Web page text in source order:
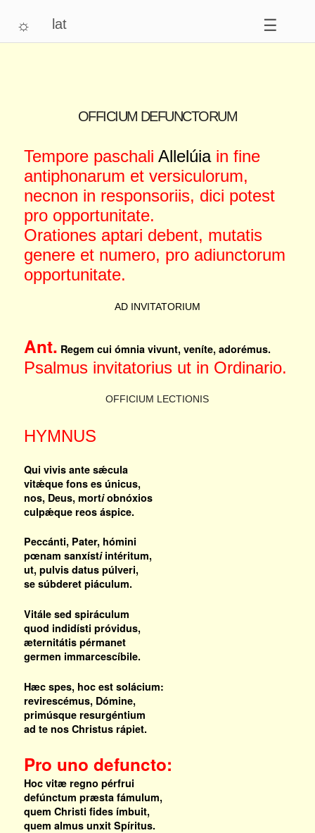
☼ lat ☰
OFFICIUM DEFUNCTORUM
Tempore paschali Allelúiain fine
antiphonarum et versiculorum,
necnon in responsoriis, dici potest
pro opportunitate.
Orationes aptari debent, mutatis
genere et numero, pro adiunctorum
opportunitate.
AD INVITATORIUM
Ant. Regem cui ómnia vivunt, veníte, adorémus.
Psalmus invitatorius ut in Ordinario.
OFFICIUM LECTIONIS
HYMNUS
Qui vivis ante sǽcula
vitǽque fons es únicus,
nos, Deus, mortiobnóxios
culpǽque reos áspice.
Peccánti, Pater, hómini
pœnam sanxístiintéritum,
ut, pulvis datus púlveri,
se súbderet piáculum.
Vitále sed spiráculum
quod indidísti próvidus,
æternitátis pérmanet
germen immarcescíbile.
Hæc spes, hoc est solácium:
revirescémus, Dómine,
primúsque resurgéntium
ad te nos Christus rápiet.
Pro uno defuncto:
Hoc vitæ regno pérfrui
defúnctum præsta fámulum,
quem Christi fides ímbuit,
quem almus unxit Spíritus.